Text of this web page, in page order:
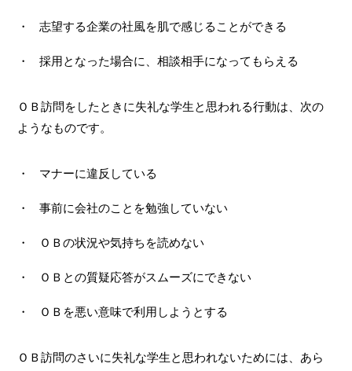
志望する企業の社風を肌で感じることができる
採用となった場合に、相談相手になってもらえる
ＯＢ訪問をしたときに失礼な学生と思われる行動は、次の
ようなものです。
マナーに違反している
事前に会社のことを勉強していない
ＯＢの状況や気持ちを読めない
ＯＢとの質疑応答がスムーズにできない
ＯＢを悪い意味で利用しようとする
ＯＢ訪問のさいに失礼な学生と思われないためには、あら